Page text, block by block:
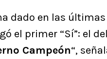
dado en las
el primer “Sí”: el
Campeón“,